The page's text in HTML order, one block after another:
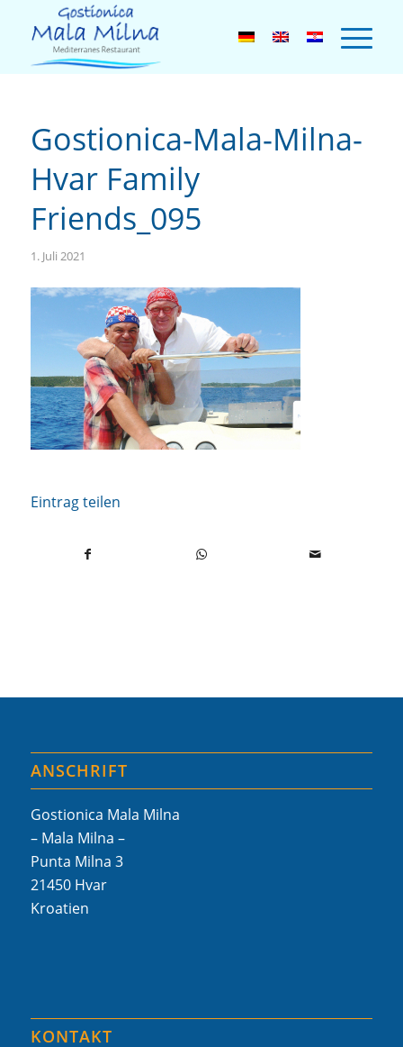
Gostionica-Mala-Milna-
Hvar Family
Friends_095
1. Juli 2021
Eintrag teilen
ANSCHRIFT
Gostionica Mala Milna
– Mala Milna –
Punta Milna 3
21450 Hvar
Kroatien
KONTAKT